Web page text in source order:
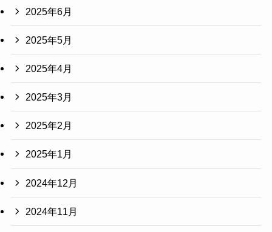
2025年6月
2025年5月
2025年4月
2025年3月
2025年2月
2025年1月
2024年12月
2024年11月